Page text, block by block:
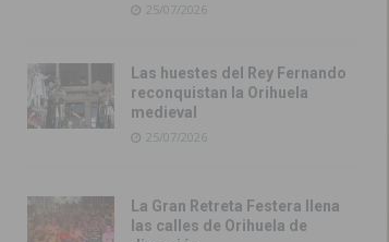
25/07/2026
Las huestes del Rey Fernando
reconquistan la Orihuela
medieval
25/07/2026
La Gran Retreta Festera llena
las calles de Orihuela de